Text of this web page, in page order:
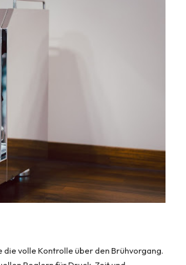
die volle Kontrolle über den Brühvorgang.